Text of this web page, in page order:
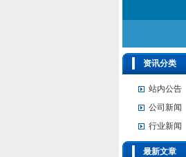
资讯分类
站内公告
公司新闻
行业新闻
最新文章